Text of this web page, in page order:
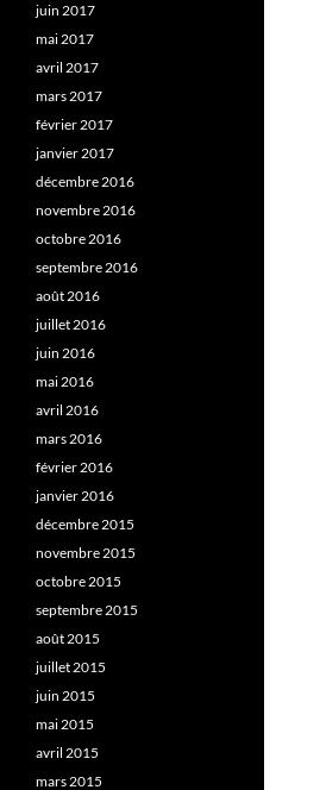
juin 2017
mai 2017
avril 2017
mars 2017
février 2017
janvier 2017
décembre 2016
novembre 2016
octobre 2016
septembre 2016
août 2016
juillet 2016
juin 2016
mai 2016
avril 2016
mars 2016
février 2016
janvier 2016
décembre 2015
novembre 2015
octobre 2015
septembre 2015
août 2015
juillet 2015
juin 2015
mai 2015
avril 2015
mars 2015